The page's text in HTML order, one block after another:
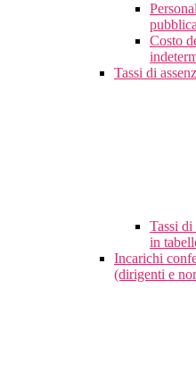
Costo
Tassi di
Tassi di
in
Incarichi
(dirigenti e